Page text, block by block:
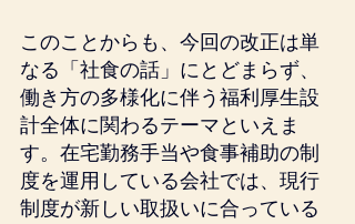
このことからも、今回の改正は単
なる「社食の話」にとどまらず、
働き方の多様化に伴う福利厚生設
計全体に関わるテーマといえま
す。在宅勤務手当や食事補助の制
度を運用している会社では、現行
制度が新しい取扱いに合っている